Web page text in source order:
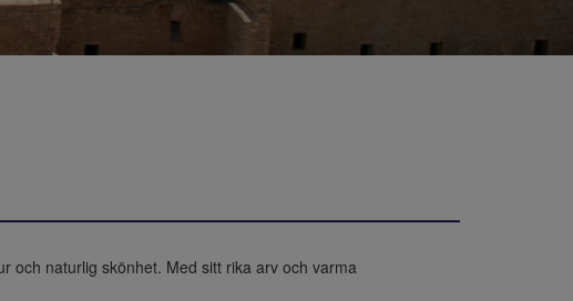
och naturlig skönhet. Med sitt rika arv och varma